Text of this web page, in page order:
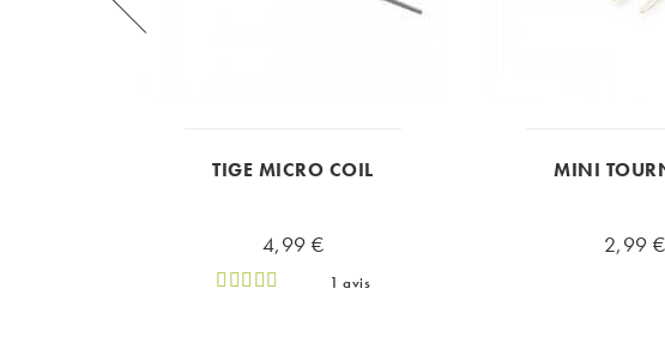
TIGE MICRO COIL
4,99 €
1 avis
MINI
2,99 €